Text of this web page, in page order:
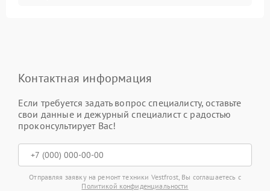
Контактная информация
Если требуется задать вопрос специалисту, оставьте
свои данные и дежурный специалист с радостью
проконсультирует Вас!
Отправляя заявку на ремонт техники Vestfrost, Вы соглашаетесь с
Политикой конфиденциальности